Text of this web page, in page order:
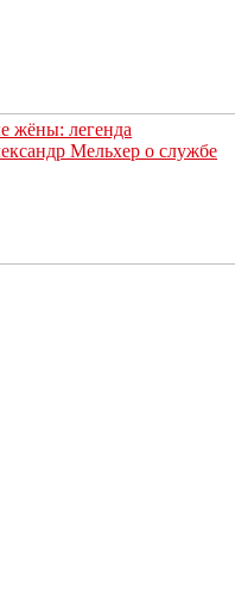
жёны: легенда
Мельхер о службе